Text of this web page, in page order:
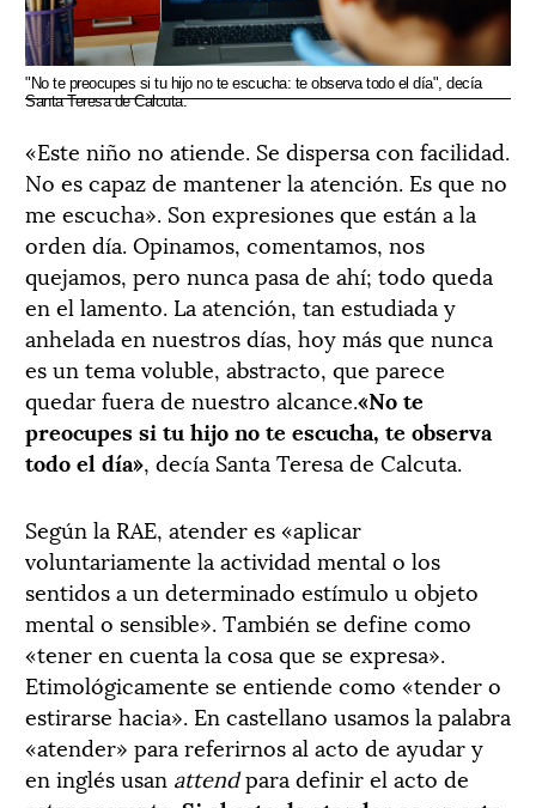
"No te preocupes si tu hijo no te escucha: te observa todo el día", decía
Santa Teresa de Calcuta.
«Este niño no atiende. Se dispersa con facilidad.
No es capaz de mantener la atención. Es que no
me escucha». Son expresiones que están a la
orden día. Opinamos, comentamos, nos
quejamos, pero nunca pasa de ahí; todo queda
en el lamento. La atención, tan estudiada y
anhelada en nuestros días, hoy más que nunca
es un tema voluble, abstracto, que parece
quedar fuera de nuestro alcance.«No te
preocupes si tu hijo no te escucha, te observa
todo el día», decía Santa Teresa de Calcuta.
Según la RAE, atender es «aplicar
voluntariamente la actividad mental o los
sentidos a un determinado estímulo u objeto
mental o sensible». También se define como
«tener en cuenta la cosa que se expresa».
Etimológicamente se entiende como «tender o
estirarse hacia». En castellano usamos la palabra
«atender» para referirnos al acto de ayudar y
en inglés usan attendpara definir el acto de